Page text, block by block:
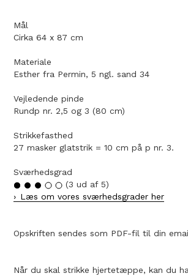
Mål
Cirka 64 x 87 cm
Materiale
Esther fra Permin, 5 ngl. sand 34
Vejledende pinde
Rundp nr. 2,5 og 3 (80 cm)
Strikkefasthed
27 masker glatstrik = 10 cm på p nr. 3.
Sværhedsgrad
(3 ud af 5)
Læs om vores sværhedsgrader her
Opskriften sendes som PDF-fil til din
Når du skal strikke hjertetæppe, kan du